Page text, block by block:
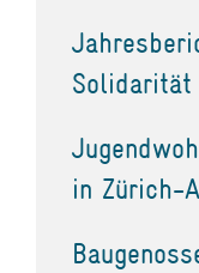
Solidarität
in Zürich-